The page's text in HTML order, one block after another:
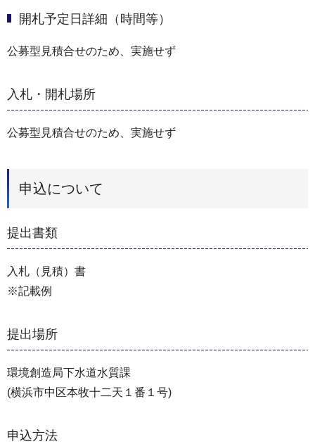
開札予定日詳細（時間等）
公募型見積合せのため、実施せず
入札・開札場所
公募型見積合せのため、実施せず
申込について
提出書類
入札（見積）書
※記載例
提出場所
環境創造局下⽔道⽔質課
(横浜市中区本牧⼗⼆天１番１号)
申込方法